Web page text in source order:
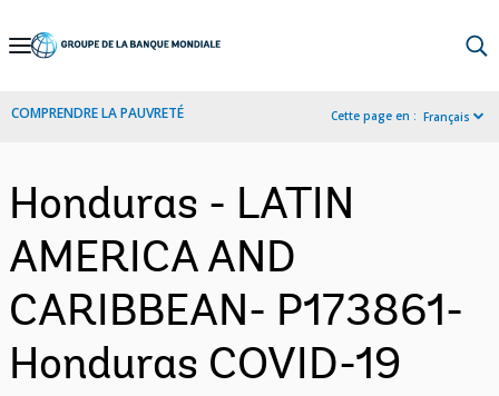
Skip
Navigation
COMPRENDRE LA PAUVRETÉ Cette page en : Français
Honduras - LATIN
AMERICA AND
CARIBBEAN- P173861-
Honduras COVID-19